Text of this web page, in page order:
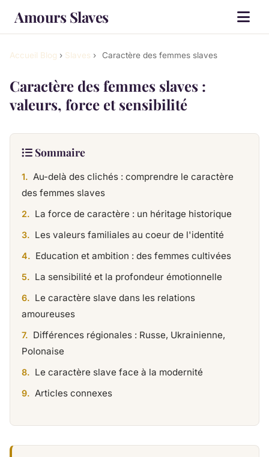
Amours Slaves
Accueil Blog › Slaves › Caractère des femmes slaves
Caractère des femmes slaves :
valeurs, force et sensibilité
Sommaire
Au-delà des clichés : comprendre le caractère
des femmes slaves
La force de caractère : un héritage historique
Les valeurs familiales au coeur de l'identité
Education et ambition : des femmes cultivées
La sensibilité et la profondeur émotionnelle
Le caractère slave dans les relations
amoureuses
Différences régionales : Russe, Ukrainienne,
Polonaise
Le caractère slave face à la modernité
Articles connexes